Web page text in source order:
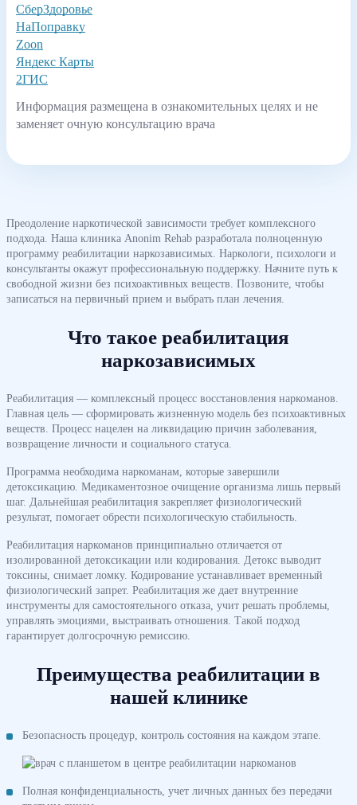
СберЗдоровье
НаПоправку
Zoon
Яндекс Карты
2ГИС
Информация размещена в ознакомительных целях и не
заменяет очную консультацию врача
Преодоление наркотической зависимости требует комплексного
подхода. Наша клиника Anonim Rehab разработала полноценную
программу реабилитации наркозависимых. Наркологи, психологи и
консультанты окажут профессиональную поддержку. Начните путь к
свободной жизни без психоактивных веществ. Позвоните, чтобы
записаться на первичный прием и выбрать план лечения.
Что такое реабилитация
наркозависимых
Реабилитация — комплексный процесс восстановления наркоманов.
Главная цель — сформировать жизненную модель без психоактивных
веществ. Процесс нацелен на ликвидацию причин заболевания,
возвращение личности и социального статуса.
Программа необходима наркоманам, которые завершили
детоксикацию. Медикаментозное очищение организма лишь первый
шаг. Дальнейшая реабилитация закрепляет физиологический
результат, помогает обрести психологическую стабильность.
Реабилитация наркоманов принципиально отличается от
изолированной детоксикации или кодирования. Детокс выводит
токсины, снимает ломку. Кодирование устанавливает временный
физиологический запрет. Реабилитация же дает внутренние
инструменты для самостоятельного отказа, учит решать проблемы,
управлять эмоциями, выстраивать отношения. Такой подход
гарантирует долгосрочную ремиссию.
Преимущества реабилитации в
нашей клинике
Безопасность процедур, контроль состояния на каждом этапе.
Полная конфиденциальность, учет личных данных без передачи